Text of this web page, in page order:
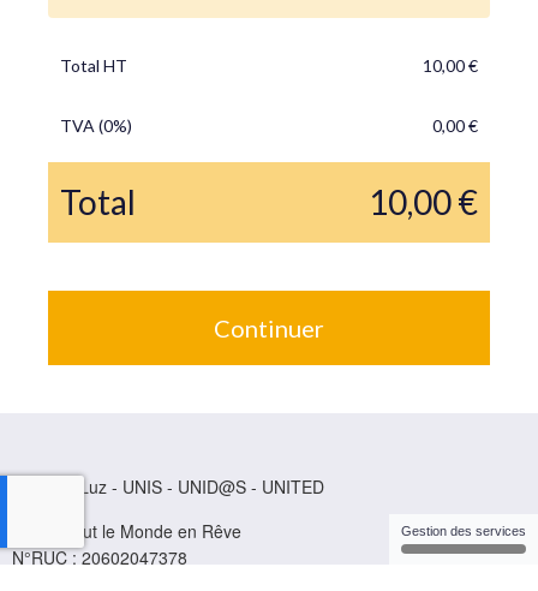
Total HT 10,00 €
TVA (0%) 0,00 €
Total 10,00 €
Continuer
Chrystal Luz - UNIS - UNID@S - UNITED
EIRL : Tout le Monde en Rêve
N°RUC : 20602047378
Gestion des services